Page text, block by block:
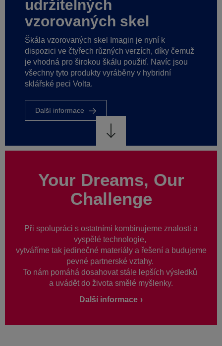
CO2
v
plochého
skla.
informace
Your Dreams, Our
Challenge
Při spolupráci s ostatními kombinujeme znalosti a
vyspělé technologie,
vytváříme tak jedinečné materiály a řešení a budujeme
pevné partnerské vztahy.
To nám pomáhá dosahovat stále lepších výsledků
a uvádět do života smělé myšlenky.
Další informace